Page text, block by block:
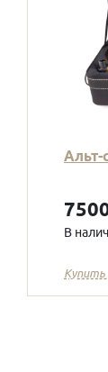
Альт-
В
Купить